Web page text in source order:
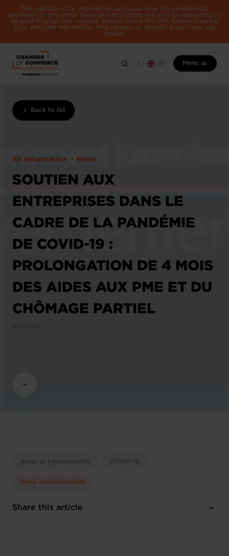
This website is for information purposes only. No membership
payments or any other financial transactions will ever be requested to
be paid through this website. Always check the URL before entering
your personal information, and contact us directly if you have any
doubts.
Menu
Back to list
All information News
SOUTIEN AUX
ENTREPRISES DANS LE
CADRE DE LA PANDÉMIE
DE COVID-19 :
PROLONGATION DE 4 MOIS
DES AIDES AUX PME ET DU
CHÔMAGE PARTIEL
Aides et Financements COVID-19
News institutionnelles
Share this article